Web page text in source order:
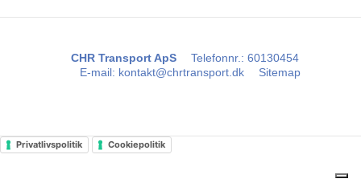
CHR Transport ApS Telefonnr.: 60130454
E-mail: kontakt@chrtransport.dk Sitemap
Privatlivspolitik Cookiepolitik